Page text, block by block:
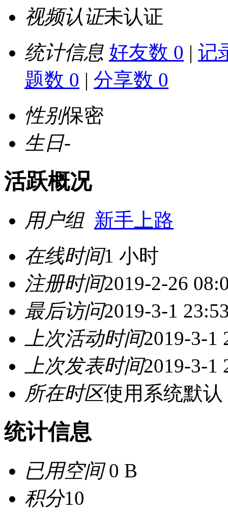
视频认证未认证
统计信息 好友数 0 | 记
题数 0 | 分享数 0
性别保密
生日-
活跃概况
用户组 新手上路
在线时间1 小时
注册时间2019-2-26
最后访问2019-3-1
上次活动时间2019-3-1
上次发表时间2019-3-1
所在时区使用系统默认
统计信息
已用空间0 B
积分10